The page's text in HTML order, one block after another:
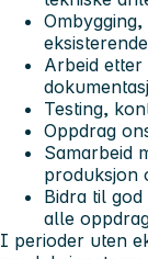
Arbeid etter
Testing,
Oppdrag
Samarbeid
produksjon
Bidra til
alle
I perioder uten